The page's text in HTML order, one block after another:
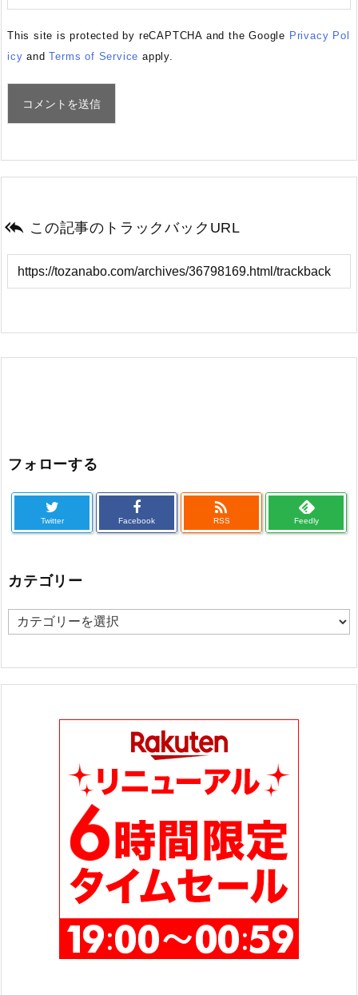
This site is protected by reCAPTCHA and the Google Privacy Pol
icy andTerms of Service apply.
 この記事のトラックバックURL
フォローする
Twitter Facebook

RSS Feedly
カテゴリー
カ
ゴ